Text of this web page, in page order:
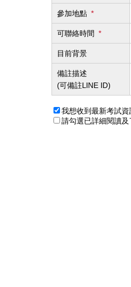
參加地點 *
可聯絡時間 *
目前背景
備註描述
(可備註LINE ID)
我想收到最新考試
請勾選已詳細閱讀及